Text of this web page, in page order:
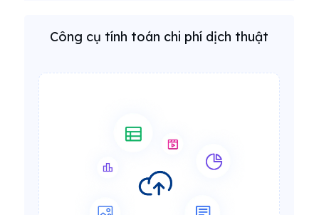
Công cụ tính toán chi phí dịch thuật